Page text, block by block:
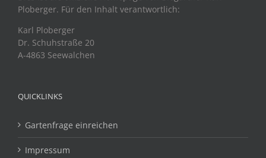
Ploberger. Für den Inhalt verantwortlich:
Karl Ploberger
Dr. Schuhstraße 20
A-4863 Seewalchen
QUICKLINKS
Gartenfrage einreichen
Impressum